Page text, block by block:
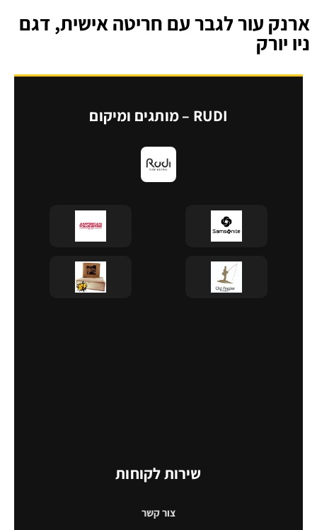
ארנק עור לגבר עם חריטה אישית, דגם
ניו יורק
RUDI – מותגים ומיקום
שירות לקוחות
צור קשר